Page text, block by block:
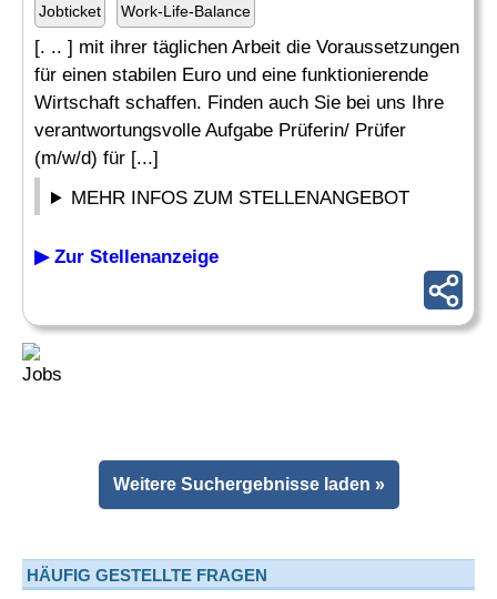
Jobticket Work-Life-Balance
[. .. ] mit ihrer täglichen Arbeit die Voraussetzungen
für einen stabilen Euro und eine funktionierende
Wirtschaft schaffen. Finden auch Sie bei uns Ihre
verantwortungsvolle Aufgabe Prüferin/ Prüfer
(m/w/d) für [...]
MEHR INFOS ZUM STELLENANGEBOT
▶ Zur Stellenanzeige
Weitere Suchergebnisse laden »
HÄUFIG GESTELLTE FRAGEN